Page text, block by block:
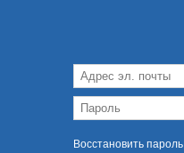
Восстановить пароль